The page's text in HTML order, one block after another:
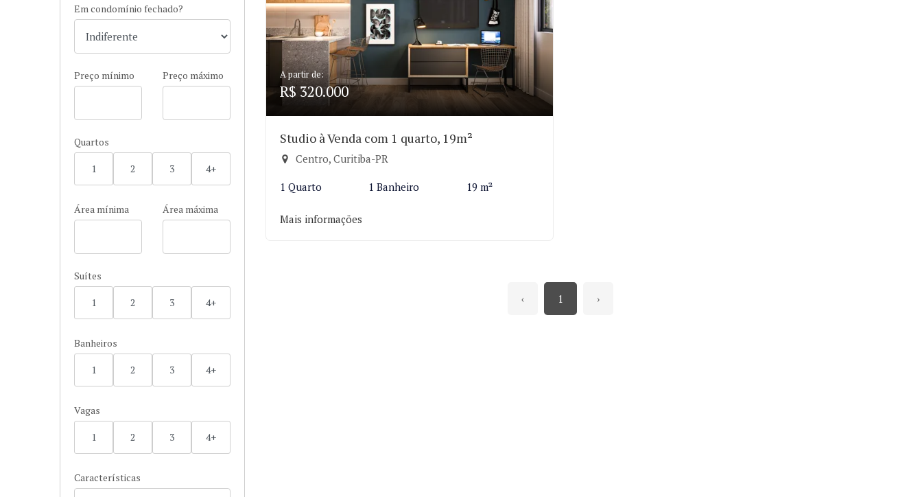
Em condomínio fechado?
Preço mínimo Preço máximo
Quartos
1 2 3 4+
Área mínima Área máxima
Suítes
1 2 3 4+
Banheiros
1 2 3 4+
Vagas
1 2 3 4+
Características
A partir de:
R$ 320.000
Studio à Venda com 1 quarto, 19m²
Centro, Curitiba-PR
1 Quarto 1 Banheiro 19 m²
Mais informações
‹ 1 ›